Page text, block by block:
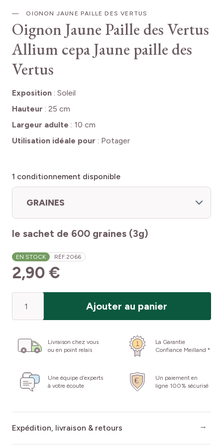
OIGNON JAUNE PAILLE DES VERTUS
Oignon Jaune Paille des Vertus
Allium cepa Jaune paille des
Vertus
Exposition : Soleil
Hauteur : 25 cm
Largeur adulte : 10 cm
Utilisation idéale pour : Potager
1 conditionnement disponible
GRAINES
le sachet de 600 graines (3g)
EN STOCK RÉF.2066
2,90 €
Ajouter au panier
Livraison chez vous
ou en point relais
La Garantie
Confiance Meilland *
Une équipe d’experts
à votre écoute
Un paiement en
ligne 100% sécurisé
Expédition, livraison & retours